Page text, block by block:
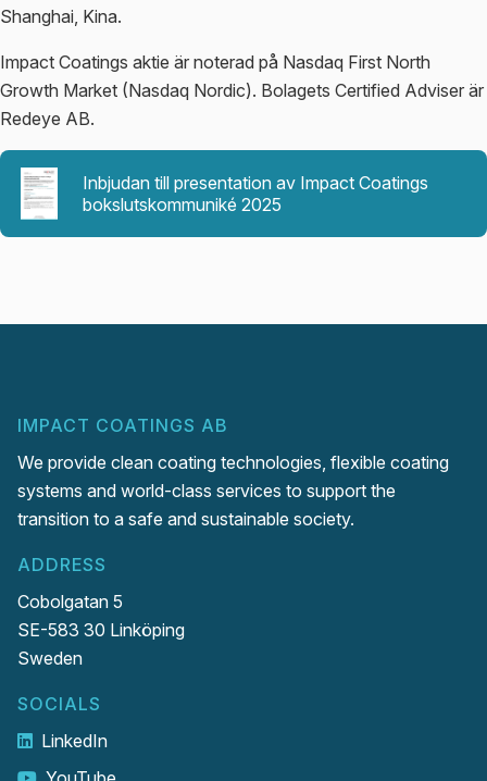
Shanghai, Kina.
Impact Coatings aktie är noterad på Nasdaq First North
Growth Market (Nasdaq Nordic). Bolagets Certified Adviser är
Redeye AB.
Inbjudan till presentation av Impact Coatings
bokslutskommuniké 2025
IMPACT COATINGS AB
We provide clean coating technologies, flexible coating
systems and world-class services to support the
transition to a safe and sustainable society.
ADDRESS
Cobolgatan 5
SE-583 30 Linköping
Sweden
SOCIALS
LinkedIn